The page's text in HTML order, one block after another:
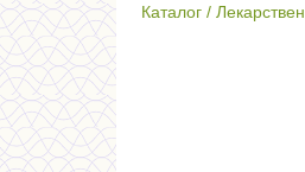
Каталог /